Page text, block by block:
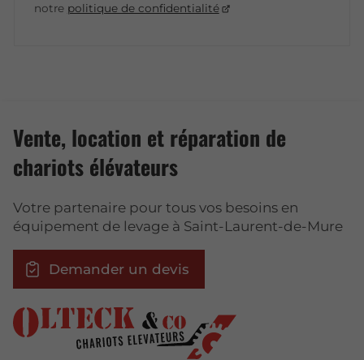
notre politique de confidentialité
Vente, location et réparation de
chariots élévateurs
Votre partenaire pour tous vos besoins en
équipement de levage à Saint-Laurent-de-Mure
Demander un devis